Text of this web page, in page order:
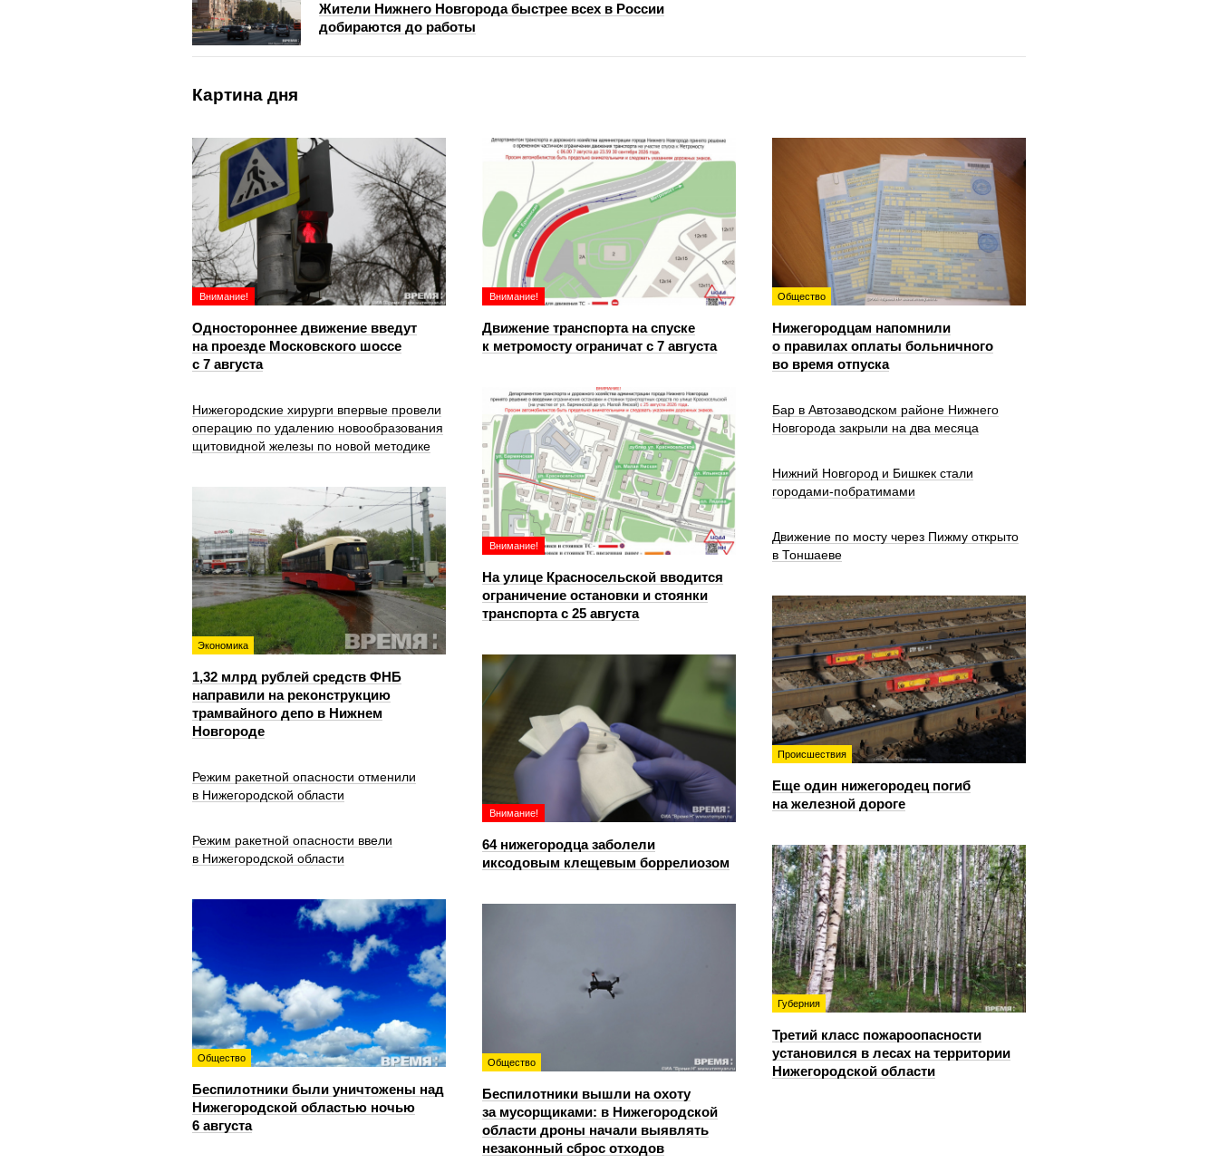
Жители Нижнего Новгорода быстрее всех в России
добираются до работы
Картина дня
Внимание!
Одностороннее движение введут
на проезде Московского шоссе
с 7 августа
Внимание!
Движение транспорта на спуске
к метромосту ограничат с 7 августа
Общество
Нижегородцам напомнили
о правилах оплаты больничного
во время отпуска
Внимание!
На улице Красносельской вводится
ограничение остановки и стоянки
транспорта с 25 августа
Нижегородские хирурги впервые провели
операцию по удалению новообразования
щитовидной железы по новой методике
Бар в Автозаводском районе Нижнего
Новгорода закрыли на два месяца
Нижний Новгород и Бишкек стали
городами-побратимами
Экономика
1,32 млрд рублей средств ФНБ
направили на реконструкцию
трамвайного депо в Нижнем
Новгороде
Движение по мосту через Пижму открыто
в Тоншаеве
Происшествия
Еще один нижегородец погиб
на железной дороге
Внимание!
64 нижегородца заболели
иксодовым клещевым боррелиозом
Режим ракетной опасности отменили
в Нижегородской области
Режим ракетной опасности ввели
в Нижегородской области
Губерния
Третий класс пожароопасности
установился в лесах на территории
Нижегородской области
Общество
Беспилотники были уничтожены над
Нижегородской областью ночью
6 августа
Общество
Беспилотники вышли на охоту
за мусорщиками: в Нижегородской
области дроны начали выявлять
незаконный сброс отходов